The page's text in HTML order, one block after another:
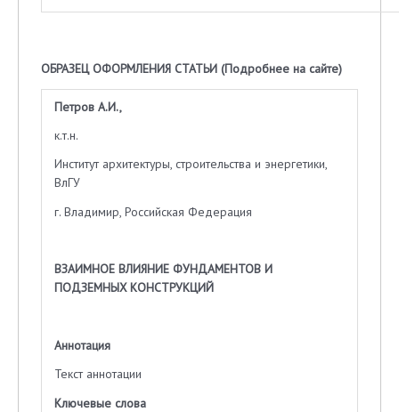
ОБРАЗЕЦ ОФОРМЛЕНИЯ СТАТЬИ (Подробнее на сайте)
Петров А.И.,
к.т.н.
Институт архитектуры, строительства и энергетики,
ВлГУ
г. Владимир, Российская Федерация
ВЗАИМНОЕ ВЛИЯНИЕ ФУНДАМЕНТОВ И
ПОДЗЕМНЫХ КОНСТРУКЦИЙ
Аннотация
Текст аннотации
Ключевые слова